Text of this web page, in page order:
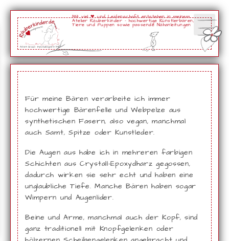
Mit viel ❤ und Leidenschaft entstehen in meinem
Atelier Räuberkinder - hochwertige Künstlerbären,
Tiere und Puppen sowie passende Nähanleitungen
Für meine Bären verarbeite ich immer
hochwertige Bärenfelle und Webpelze aus
synthetischen Fasern, also vegan, manchmal
auch Samt, Spitze oder Kunstleder.
Die Augen aus habe ich in mehreren farbigen
Schichten aus Crystall-Epoxydharz gegossen,
dadurch wirken sie sehr echt und haben eine
unglaubliche Tiefe. Manche Bären haben sogar
Wimpern und Augenlider.
Beine und Arme, manchmal auch der Kopf, sind
ganz traditionell mit Knopfgelenken oder